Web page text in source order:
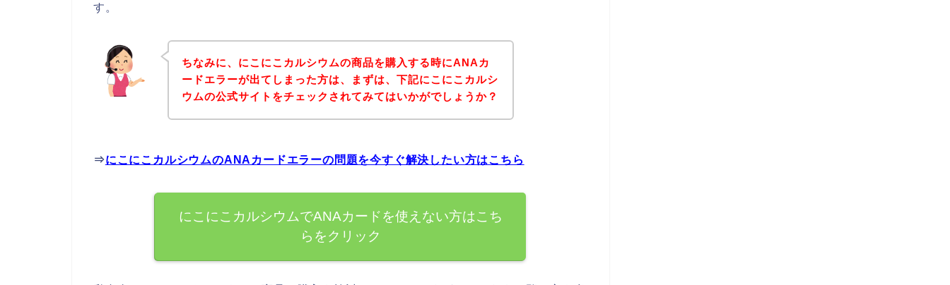
す。
ちなみに、にこにこカルシウムの商品を購入する時にANAカ
ードエラーが出てしまった方は、まずは、下記にこにこカルシ
ウムの公式サイトをチェックされてみてはいかがでしょうか？
⇒にこにこカルシウムのANAカードエラーの問題を今すぐ解決したい方はこちら
にこにこカルシウムでANAカードを使えない方はこち
らをクリック